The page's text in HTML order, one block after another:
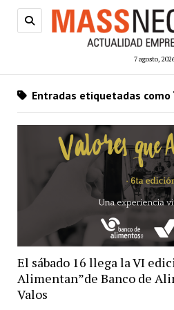
7 agosto,
Entradas etiquetadas como
El sábado 16 llega la VI
Alimentan”de Banco de
Valos